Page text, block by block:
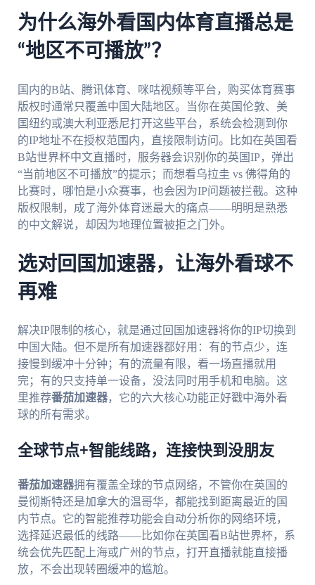
为什么海外看国内体育直播总是
“地区不可播放”？
国内的B站、腾讯体育、咪咕视频等平台，购买体育赛事
版权时通常只覆盖中国大陆地区。当你在英国伦敦、美
国纽约或澳大利亚悉尼打开这些平台，系统会检测到你
的IP地址不在授权范围内，直接限制访问。比如在英国看
B站世界杯中文直播时，服务器会识别你的英国IP，弹出
“当前地区不可播放”的提示；而想看乌拉圭 vs 佛得角的
比赛时，哪怕是小众赛事，也会因为IP问题被拦截。这种
版权限制，成了海外体育迷最大的痛点——明明是熟悉
的中文解说，却因为地理位置被拒之门外。
选对回国加速器，让海外看球不
再难
解决IP限制的核心，就是通过回国加速器将你的IP切换到
中国大陆。但不是所有加速器都好用：有的节点少，连
接慢到缓冲十分钟；有的流量有限，看一场直播就用
完；有的只支持单一设备，没法同时用手机和电脑。这
里推荐番茄加速器，它的六大核心功能正好戳中海外看
球的所有需求。
全球节点+智能线路，连接快到没朋友
番茄加速器拥有覆盖全球的节点网络，不管你在英国的
曼彻斯特还是加拿大的温哥华，都能找到距离最近的国
内节点。它的智能推荐功能会自动分析你的网络环境，
选择延迟最低的线路——比如你在英国看B站世界杯，系
统会优先匹配上海或广州的节点，打开直播就能直接播
放，不会出现转圈缓冲的尴尬。